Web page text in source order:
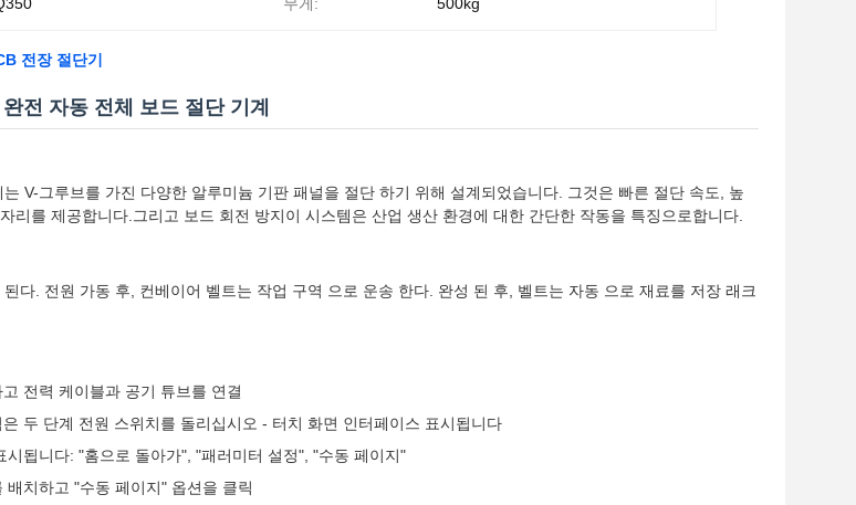
전장 절단기
전 자동 전체 보드 절단 기계
V-그루브를 가진 다양한 알루미늄 기판 패널을 절단 하기 위해 설계되었습니다. 그것은 빠른 절단 속도, 높
리를 제공합니다.그리고 보드 회전 방지이 시스템은 산업 생산 환경에 대한 간단한 작동을 특징으로합니다.
다. 전원 가동 후, 컨베이어 벨트는 작업 구역 으로 운송 한다. 완성 된 후, 벨트는 자동 으로 재료를 저장 래크
전력 케이블과 공기 튜브를 연결
두 단계 전원 스위치를 돌리십시오 - 터치 화면 인터페이스 표시됩니다
시됩니다: "홈으로 돌아가", "패러미터 설정", "수동 페이지"
배치하고 "수동 페이지" 옵션을 클릭